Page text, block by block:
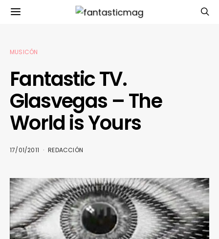
MUSICÓN
Fantastic TV.
Glasvegas – The
World is Yours
17/01/2011 REDACCIÓN